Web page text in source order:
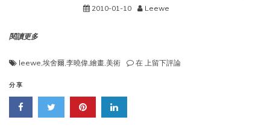
2010-01-10 Leewe
閱讀更多
leewe,埃舍爾,李曉偉,繪畫,美術 在 埃
上留下評論
分享